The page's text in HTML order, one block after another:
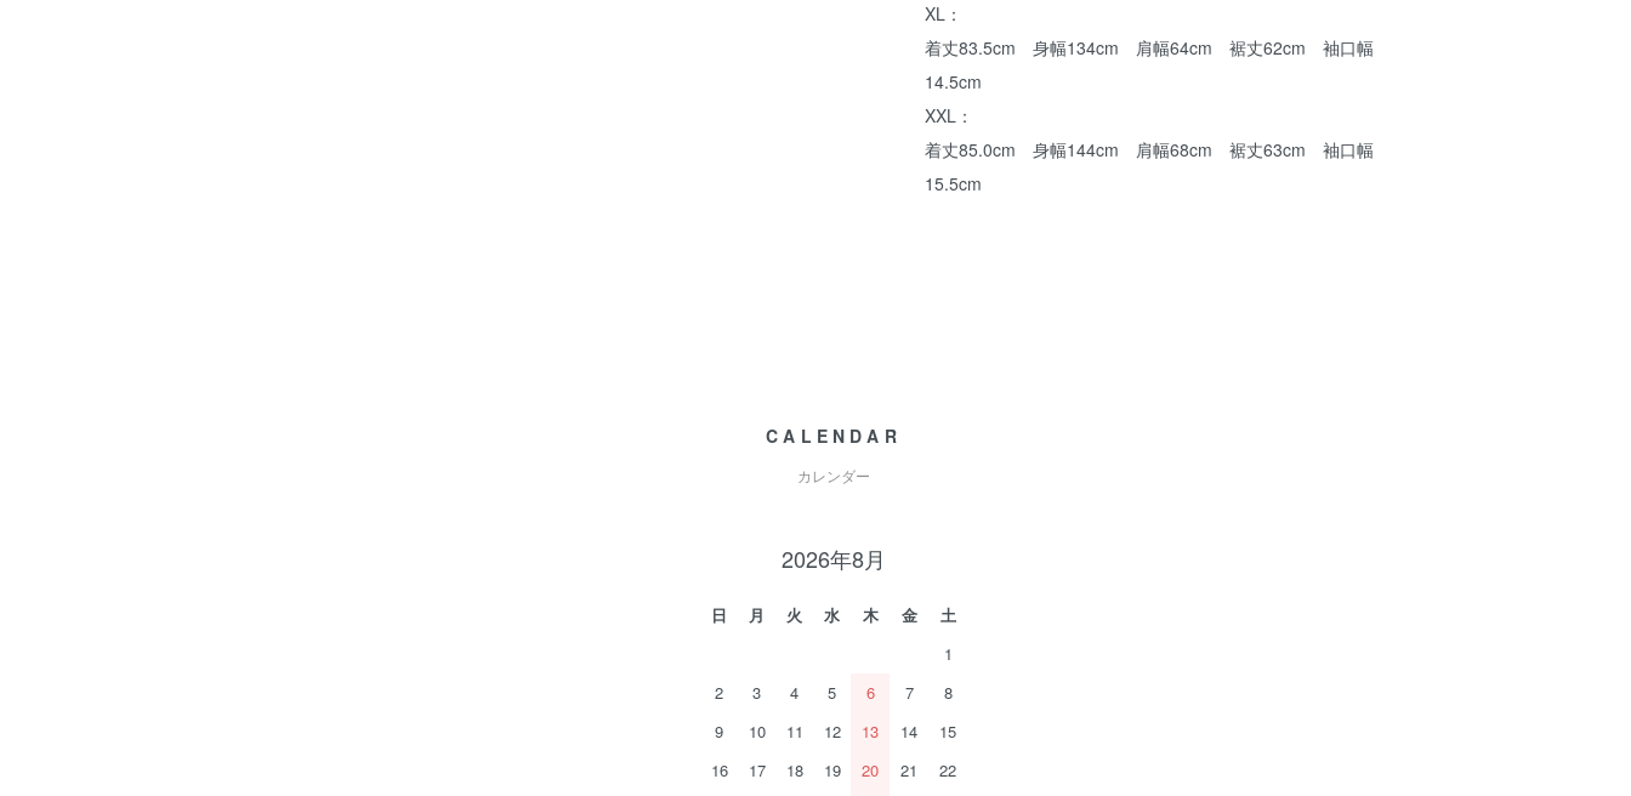
XL：
着丈83.5cm 身幅134cm 肩幅64cm 裾丈62cm 袖口幅
14.5cm
XXL：
着丈85.0cm 身幅144cm 肩幅68cm 裾丈63cm 袖口幅
15.5cm
CALENDAR
カレンダー
2026年8月
日 月 火 水 木 金
土
1
2
3 4 5 6 7
8
9
10 11 12 13 14
15
16
17 18 19 20 21
22